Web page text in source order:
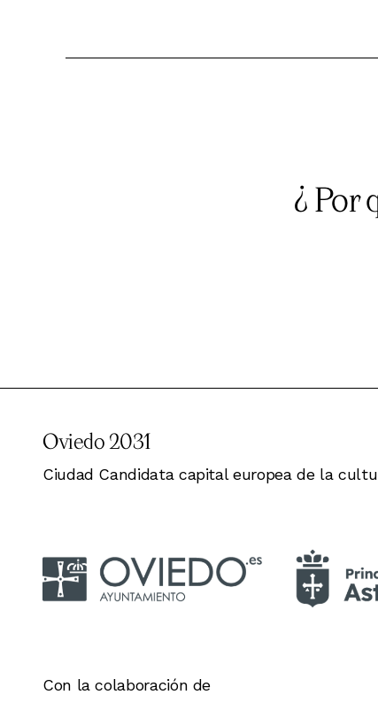
¿ Por
Oviedo 2031
Ciudad Candidata capital europea de la
Con la colaboración de